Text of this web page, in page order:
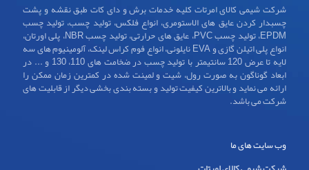
شرکت شیمی کالای امرتات کلیه خدمات برش و دای کات طبق نقشه و پشت
چسبدار کردن عایق های الاستومری، انواع فلکس، تولید چسب، تولید چسب
EPDM، تولید چسب PVC، عایق های حرارتی، تولید چسب NBR، پلی اورتان،
انواع پلی اتیلن گازی و EVA نایلونی، انواع فوم کراس لینک، آلومینیوم های سه
لایه تا عرض 120 سانتیمتر با تولید چسب در ضخامت های 110، 130 و ... در
ابعاد گوناگون به صورت رول، شیت و لمینت شده در کمترین زمان ممکن را
ارائه می نماید و بالاترین کیفیت تولید و بسته بندی بخشی دیگر از قابلیت های
شرکت می باشد.
وب سایت های ما